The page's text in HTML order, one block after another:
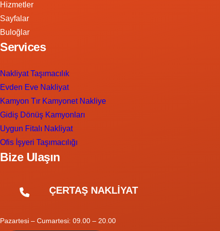
Hizmetler
Sayfalar
Buloğlar
Services
Nakliyat Taşımacılık
Evden Eve Nakliyat
Kamyon Tır Kamyonet Nakliye
Gidiş Dönüş Kamyonları
Uygun Fitalı Nakliyat
Ofis İşyeri Taşımacılığı
Bize Ulaşın
ÇERTAŞ NAKLİYAT
Pazartesi – Cumartesi: 09.00 – 20.00